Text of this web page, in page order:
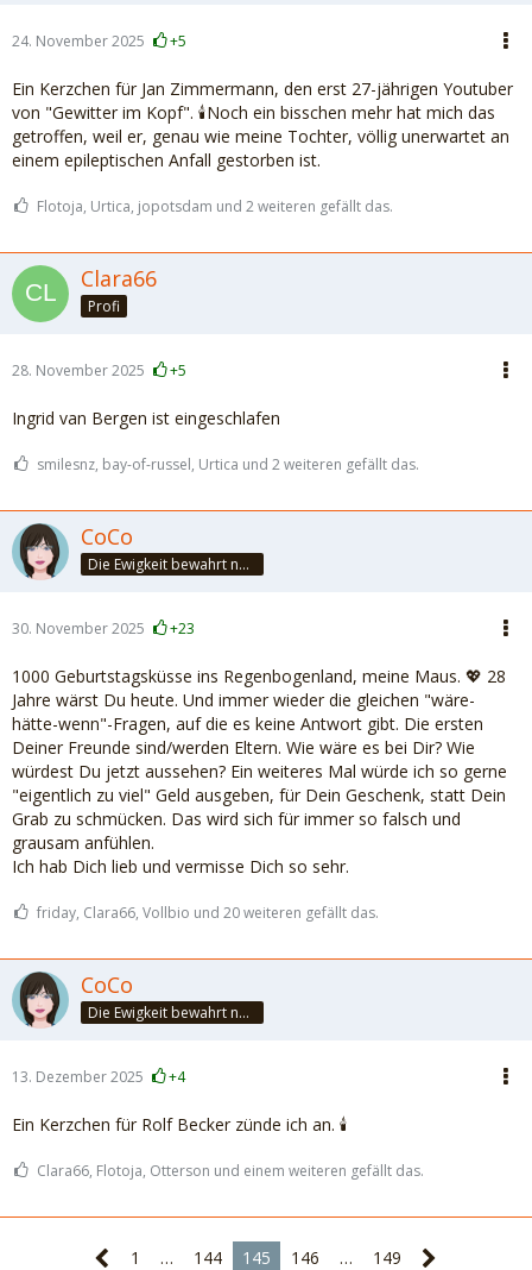
24. November 2025 +5
Ein Kerzchen für Jan Zimmermann, den erst 27-jährigen Youtuber
von "Gewitter im Kopf". 🕯️Noch ein bisschen mehr hat mich das
getroffen, weil er, genau wie meine Tochter, völlig unerwartet an
einem epileptischen Anfall gestorben ist.
Flotoja, Urtica, jopotsdam und 2 weiteren gefällt das.
Clara66
Profi
28. November 2025 +5
Ingrid van Bergen ist eingeschlafen
smilesnz, bay-of-russel, Urtica und 2 weiteren gefällt das.
CoCo
Die Ewigkeit bewahrt nur die Liebe, weil sie von gleicher Natur ist. ~Khalil Gibran~
30. November 2025 +23
1000 Geburtstagsküsse ins Regenbogenland, meine Maus. 💖 28
Jahre wärst Du heute. Und immer wieder die gleichen "wäre-
hätte-wenn"-Fragen, auf die es keine Antwort gibt. Die ersten
Deiner Freunde sind/werden Eltern. Wie wäre es bei Dir? Wie
würdest Du jetzt aussehen? Ein weiteres Mal würde ich so gerne
"eigentlich zu viel" Geld ausgeben, für Dein Geschenk, statt Dein
Grab zu schmücken. Das wird sich für immer so falsch und
grausam anfühlen.
Ich hab Dich lieb und vermisse Dich so sehr.
friday, Clara66, Vollbio und 20 weiteren gefällt das.
CoCo
Die Ewigkeit bewahrt nur die Liebe, weil sie von gleicher Natur ist. ~Khalil Gibran~
13. Dezember 2025 +4
Ein Kerzchen für Rolf Becker zünde ich an. 🕯️
Clara66, Flotoja, Otterson und einem weiteren gefällt das.
1 … 144 145 146 … 149